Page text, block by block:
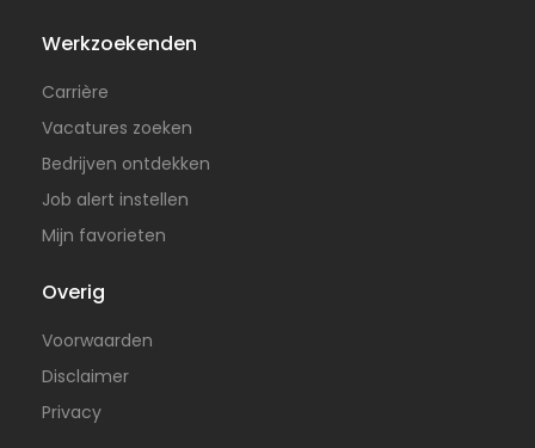
Werkzoekenden
Carrière
Vacatures zoeken
Bedrijven ontdekken
Job alert instellen
Mijn favorieten
Overig
Voorwaarden
Disclaimer
Privacy